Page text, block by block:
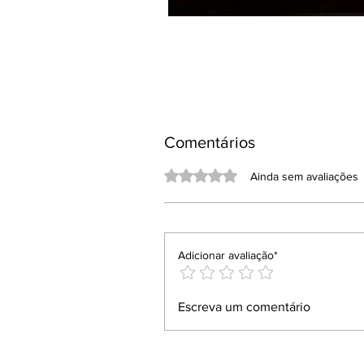
Comentários
Avaliado com 0 de 5 estrelas.Ainda sem avaliações
Adicionar avaliação*
Escreva um comentário